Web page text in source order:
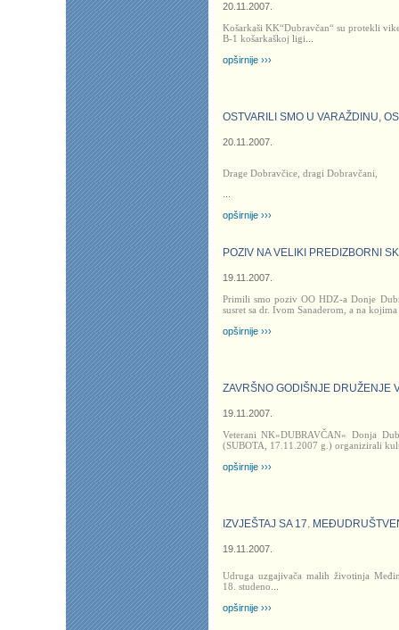
20.11.2007.
Košarkaši KK“Dubravčan“ su protekli
B-1 košarkaškoj ligi
opširnije ›››
OSTVARILI SMO U VARAŽDINU,
20.11.2007.
Drage Dobravčice, dragi Dobravčani,
opširnije ›››
POZIV NA VELIKI PREDIZBORNI
19.11.2007.
Primili smo poziv OO HDZ-a Donje
susret sa dr. Ivom Sanaderom, a na
opširnije ›››
ZAVRŠNO GODIŠNJE DRUŽENJE
19.11.2007.
Veterani NK»DUBRAVČAN» Donja
(SUBOTA, 17.11.2007 g.) organizirali
opširnije ›››
IZVJEŠTAJ SA 17.
19.11.2007.
Udruga uzgajivača malih životinja
18. studeno
opširnije ›››